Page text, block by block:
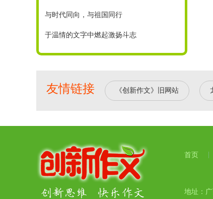
与时代同向，与祖国同行
于温情的文字中燃起激扬斗志
友情链接 《创新作文》旧网站
首页
地址：